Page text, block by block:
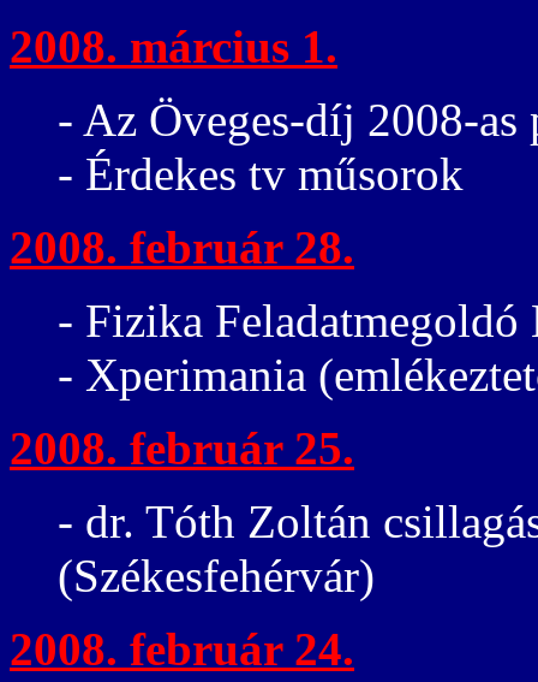
2008. március 1.
- Az Öveges-díj 2008-as
- Érdekes tv műsorok
2008. február 28.
- Fizika Feladatmegoldó
- Xperimania
2008. február 25.
- dr. Tóth Zoltán
(Székesfehérvár)
2008. február 24.